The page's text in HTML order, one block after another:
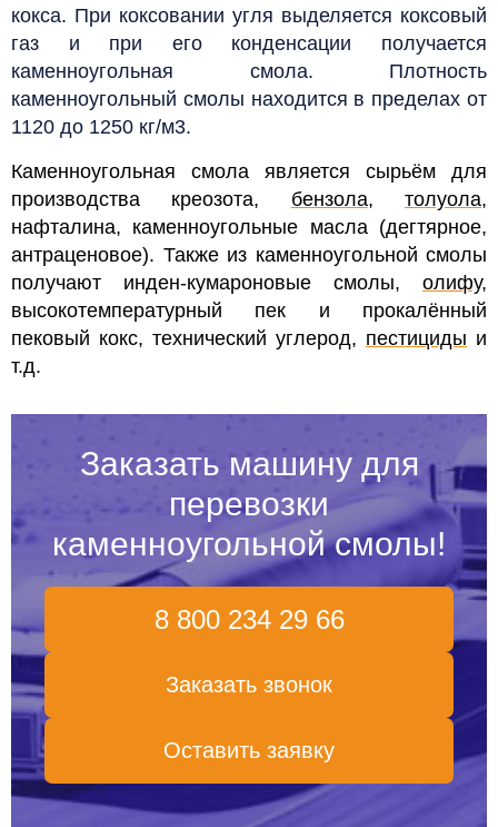
кокса. При коксовании угля выделяется коксовый
газ и при его конденсации получается
каменноугольная смола. Плотность
каменноугольный смолы находится в пределах от
1120 до 1250 кг/м3.
Каменноугольная смола является сырьём для
производства креозота, бензола,толуола,
нафталина, каменноугольные масла (дегтярное,
антраценовое). Также из каменноугольной смолы
получают инден-кумароновые смолы, олифу,
высокотемпературный пек и прокалённый
пековый кокс, технический углерод, пестициды и
т.д.
Заказать машину для
перевозки
каменноугольной смолы!
8 800 234 29 66
Заказать звонок
Оставить заявку